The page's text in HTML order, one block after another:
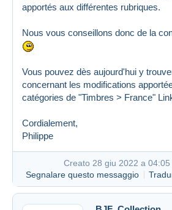
apportés aux différentes rubriques.
Nous vous conseillons donc de la
Vous pouvez dès aujourd'hui y
concernant les modifications
catégories de "Timbres > France"
Cordialement,
Philippe
Creato 28 giu 2022 a 04:05
Segnalare questo messaggio